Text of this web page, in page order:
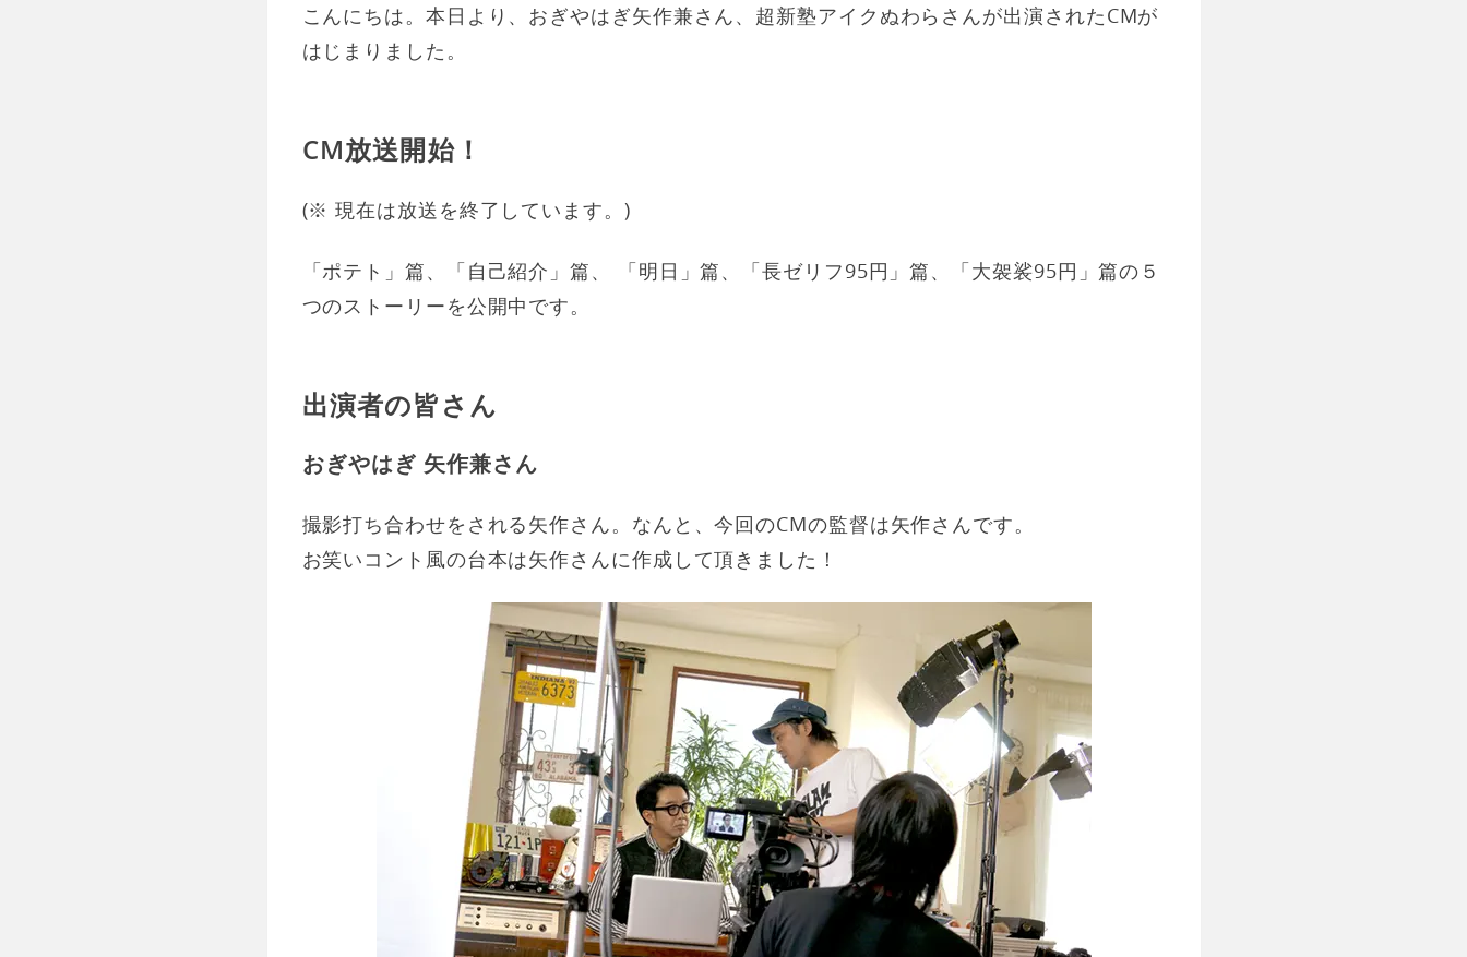
こんにちは。本日より、おぎやはぎ矢作兼さん、超新塾アイクぬわらさんが出演されたCMが
はじまりました。
CM放送開始！
(※ 現在は放送を終了しています。)
「ポテト」篇、「自己紹介」篇、 「明日」篇、「長ゼリフ95円」篇、「大袈裟95円」篇の５
つのストーリーを公開中です。
出演者の皆さん
おぎやはぎ 矢作兼さん
撮影打ち合わせをされる矢作さん。なんと、今回のCMの監督は矢作さんです。
お笑いコント風の台本は矢作さんに作成して頂きました！